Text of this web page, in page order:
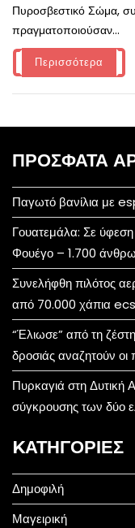
Πυροσβεστικό Σώμα,
πραγματοποιούσαν...
Περισσότερα
ΠΡΌΣΦΑΤΑ
Παγωτό βανίλια με
Γουατεμάλα: Σε ύφεση
Φουέγο – 1.700
Συνελήφθη πιλότος
από 70.000 χάπια
“Έλιωσε” από τη
δροσιάς αναζητούν οι
Πυρκαγιά στη Δυτική
σύγκρουσης των δύο
KΑΤΗΓΟΡΊΕΣ
Δημοφιλή
Μαγειρική